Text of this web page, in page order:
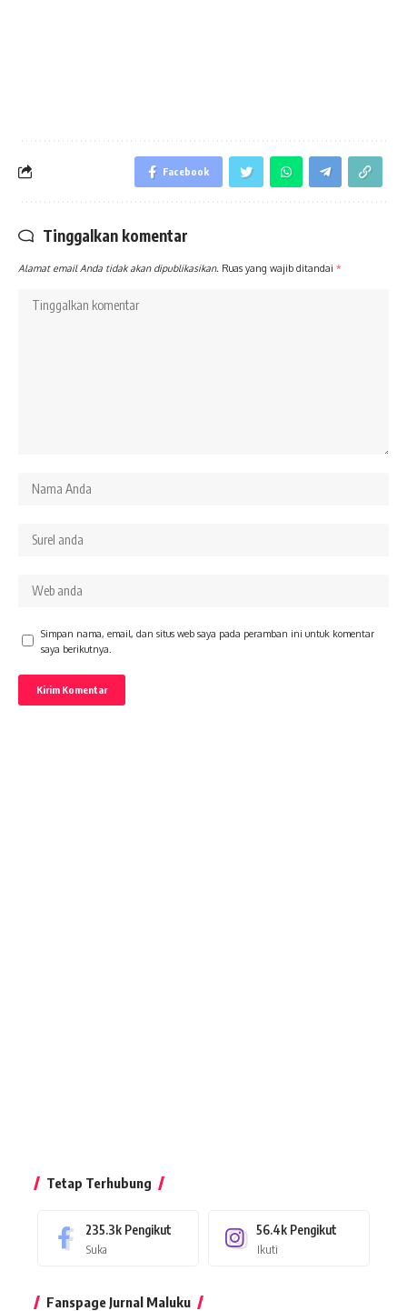
Facebook
Tinggalkan komentar
Alamat email Anda tidak akan dipublikasikan. Ruas yang wajib ditandai *
Simpan nama, email, dan situs web saya pada peramban ini untuk komentar
saya berikutnya.
Tetap Terhubung
235.3k Pengikut
Suka
56.4k Pengikut
Ikuti
Fanspage Jurnal Maluku